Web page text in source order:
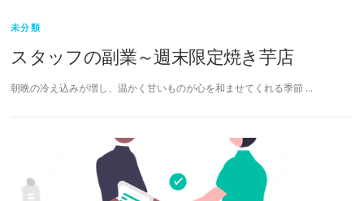
未分類
スタッフの副業～週末限定焼き芋店
朝晩の冷え込みが増し、温かく甘いものが心を和ませてくれる季節 …